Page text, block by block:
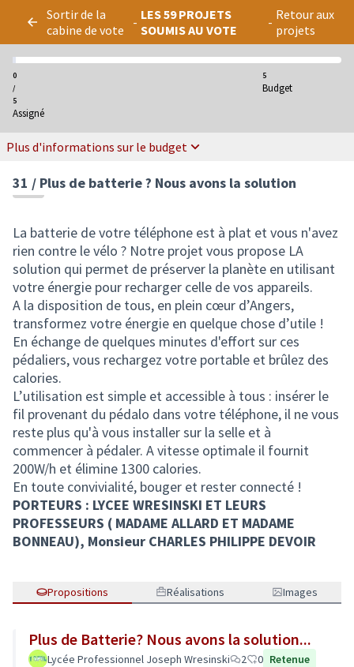
Sortir de la
cabine de vote
- LES 59 PROJETS
SOUMIS AU VOTE
- Retour aux
projets
0
/
5
Assigné
5
Budget
Plus d'informations sur le budget
31 / Plus de batterie ? Nous avons la solution
La batterie de votre téléphone est à plat et vous n'avez
rien contre le vélo ? Notre projet vous propose LA
solution qui permet de préserver la planète en utilisant
votre énergie pour recharger celle de vos appareils.
A la disposition de tous, en plein cœur d’Angers,
transformez votre énergie en quelque chose d’utile !
En échange de quelques minutes d'effort sur ces
pédaliers, vous rechargez votre portable et brûlez des
calories.
L’utilisation est simple et accessible à tous : insérer le
fil provenant du pédalo dans votre téléphone, il ne vous
reste plus qu'à vous installer sur la selle et à
commencer à pédaler. A vitesse optimale il fournit
200W/h et élimine 1300 calories.
En toute convivialité, bouger et rester connecté !
PORTEURS : LYCEE WRESINSKI ET LEURS
PROFESSEURS ( MADAME ALLARD ET MADAME
BONNEAU), Monsieur CHARLES PHILIPPE DEVOIR
Propositions Réalisations Images
Plus de Batterie? Nous avons la solution...
Lycée Professionnel Joseph Wresinski 2 0 Retenue
Panneau de gestion des cookies